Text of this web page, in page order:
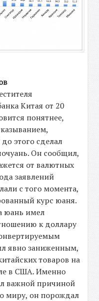
Китая от 20
понятнее,
этого сделал
Он сообщил,
от валютных
заявлений
с того момента,
курс юаня.
юань имел
к доллару
явно заниженным,
товаров на
в США. Именно
важной причиной
миру, он порождал